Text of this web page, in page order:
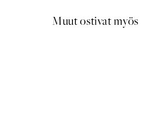
Muut ostivat myös